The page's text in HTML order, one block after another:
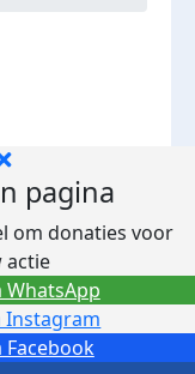
pagina
om donaties voor
actie
Instagram